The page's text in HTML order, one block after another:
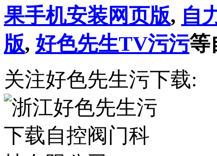
果手机安装网页版, 自
版, 好色先生TV污污等
关注好色先生污下载: